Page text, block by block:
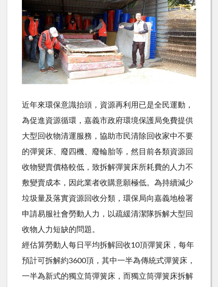
近年來環保意識抬頭，資源再利用已是全民運動，
為促進資源循環，嘉義市政府環境保護局免費提供
大型回收物清運服務，協助市民清除回收家中不要
的彈簧床、廢四機、廢輪胎等，然目前各類資源回
收物變賣價格較低，致拆解彈簧床所耗費的人力不
敷變賣成本，因此業者收購意願極低。為持續減少
垃圾量及落實資源回收分類，環保局向嘉義地檢署
申請易服社會勞動人力，以疏緩清潔隊拆解大型回
收物人力短缺的問題。
經估算勞動人每日平均拆解回收10頂彈簧床，每年
預計可拆解約3600頂，其中一半為傳統式彈簧床，
一半為新式的獨立筒彈簧床，而獨立筒彈簧床拆解